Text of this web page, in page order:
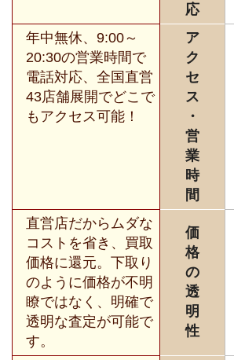
応
年中無休、9:00～
20:30の営業時間で
電話対応、全国直営
43店舗展開でどこで
もアクセス可能！
ア
ク
セ
ス
・
営
業
時
間
直営店だからムダな
コストを省き、買取
価格に還元。下取り
のように価格が不明
瞭ではなく、明確で
透明な査定が可能で
す。
価
格
の
透
明
性